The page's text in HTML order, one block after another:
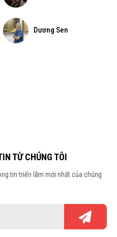
Dương Sen
TỪ CHÚNG TÔI
tin triển lãm mới nhất của chúng